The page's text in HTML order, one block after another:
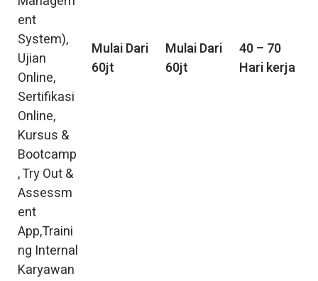
ent
System),
Ujian
Online,
Sertifikasi
Online,
Kursus &
Bootcamp
, Try Out &
Assessm
ent
App,Traini
ng Internal
Karyawan
Mulai Dari
60jt
Mulai Dari
60jt
40 – 70
Hari kerja